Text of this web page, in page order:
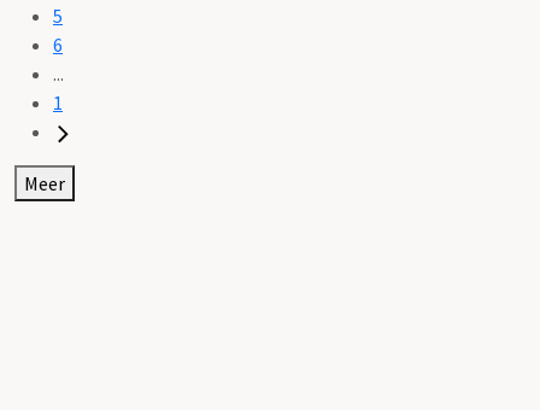
5
6
...
1
Meer